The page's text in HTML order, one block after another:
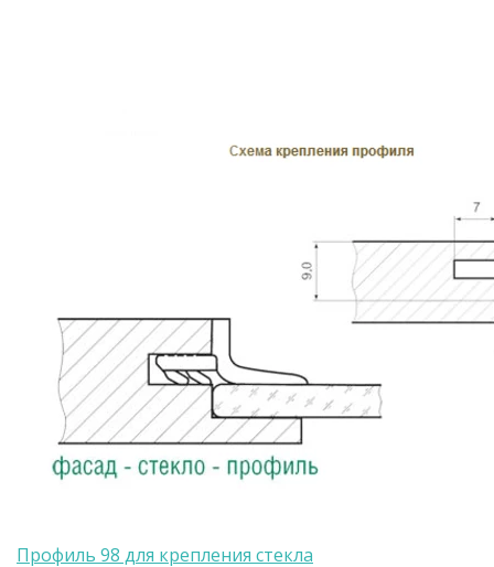
Профиль 98 для крепления стекла